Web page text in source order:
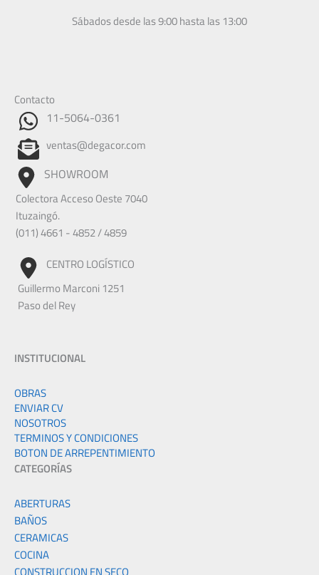
Sábados desde las 9:00 hasta las 13:00
Contacto
11-5064-0361
ventas@degacor.com
SHOWROOM
Colectora Acceso Oeste 7040
Ituzaingó.
(011) 4661 - 4852 / 4859
CENTRO LOGÍSTICO
Guillermo Marconi 1251
Paso del Rey
INSTITUCIONAL
OBRAS
ENVIAR CV
NOSOTROS
TERMINOS Y CONDICIONES
BOTON DE ARREPENTIMIENTO
CATEGORÍAS
ABERTURAS
BAÑOS
CERAMICAS
COCINA